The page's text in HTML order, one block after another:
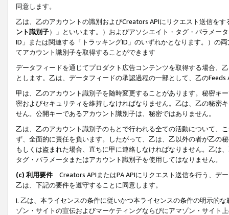
同意します。
乙は、乙のアカウントの識別およびCreators APIにリクエスト送信を
ント識別子）」といいます。）およびアソシエイト・タグ・パラメー
ID」または関連する「トラッキングID」のいずれかとなります。）の
てアカウント識別子を取得することができます
データフィードを通じてプロダクト広告コンテンツを取得する場合、
とします。乙は、データフィードの承認過程の一部として、乙の
甲は、乙のアカウント識別子を随時変更することがあります。秘密キ
密およびセキュリティを維持しなければなりません。乙は、乙の秘密
せん。公開キーであるアカウント識別子は、秘密ではありません。
乙は、乙のアカウント識別子のもとで行われる全ての活動について、
ず、全面的に責任を負います。したがって、乙は、乙以外の者が乙の
もしくは盗まれた場合、直ちに甲に連絡しなければなりません。乙は
タグ・パラメータまたはアカウント識別子を使用してはなりません。
(c) 利用要件 Creators APIまたはPA APIにリクエスト送信を行う、デ
乙は、下記の要件を遵守することに同意します。
i. 乙は、本ライセンスの条件に従いかつ本ライセンスの条件の明示的
ゾン・サイトの宣伝およびマーケティングならびにアマゾン・サイト